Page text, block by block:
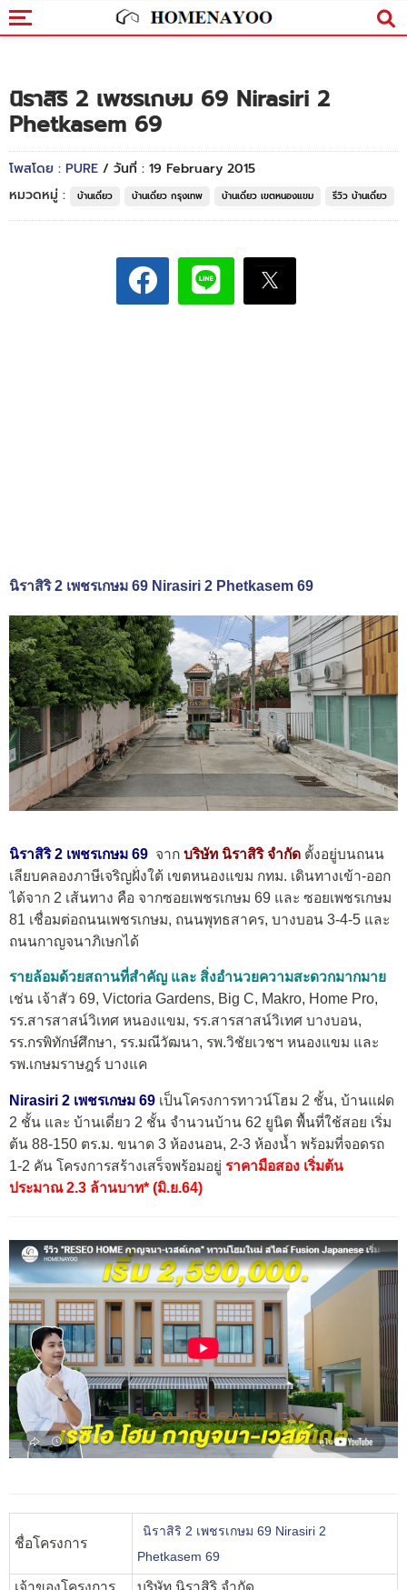
นิราสิริ 2 เพชรเกษม 69 Nirasiri 2
Phetkasem 69
โพสโดย : PURE / วันที่ : 19 February 2015
หมวดหมู่ :
บ้านเดี่ยว บ้านเดี่ยว กรุงเทพ บ้านเดี่ยว เขตหนองแขม รีวิว บ้านเดี่ยว
นิราสิริ 2 เพชรเกษม 69 Nirasiri 2 Phetkasem 69
นิราสิริ 2 เพชรเกษม 69 จาก บริษัท นิราสิริ จำกัด ตั้งอยู่บนถนน
เลียบคลองภาษีเจริญฝั่งใต้ เขตหนองแขม กทม. เดินทางเข้า-ออก
ได้จาก 2 เส้นทาง คือ จากซอยเพชรเกษม 69 และ ซอยเพชรเกษม
81 เชื่อมต่อถนนเพชรเกษม, ถนนพุทธสาคร, บางบอน 3-4-5 และ
ถนนกาญจนาภิเษกได้
รายล้อมด้วยสถานที่สำคัญ และ สิ่งอำนวยความสะดวกมากมาย
เช่น เจ้าสัว 69, Victoria Gardens, Big C, Makro, Home Pro,
รร.สารสาสน์วิเทศ หนองแขม, รร.สารสาสน์วิเทศ บางบอน,
รร.กรพิทักษ์ศึกษา, รร.มณีวัฒนา, รพ.วิชัยเวชฯ หนองแขม และ
รพ.เกษมราษฎร์ บางแค
Nirasiri 2 เพชรเกษม 69 เป็นโครงการทาวน์โฮม 2 ชั้น, บ้านแฝด
2 ชั้น และ บ้านเดี่ยว 2 ชั้น จำนวนบ้าน 62 ยูนิต พื้นที่ใช้สอย เริ่ม
ต้น 88-150 ตร.ม. ขนาด 3 ห้องนอน, 2-3 ห้องน้ำ พร้อมที่จอดรถ
1-2 คัน โครงการสร้างเสร็จพร้อมอยู่ ราคามือสอง เริ่มต้น
ประมาณ 2.3 ล้านบาท* (มิ.ย.64)
ชื่อโครงการ
นิราสิริ 2 เพชรเกษม 69 Nirasiri 2
Phetkasem 69
เจ้าของโครงการ บริษัท นิราสิริ จำกัด